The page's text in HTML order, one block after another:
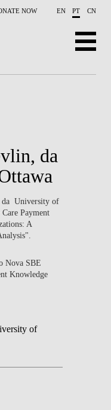
NOW EN PT CN
da
da University of
Payment
A
Nova SBE
Knowledge